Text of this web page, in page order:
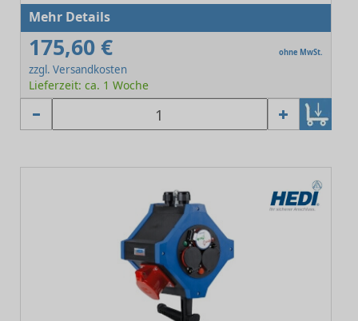
Mehr Details
175,60 € ohne MwSt.
zzgl. Versandkosten
Lieferzeit: ca. 1 Woche